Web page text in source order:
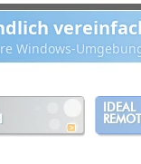
Windows-
IDEAL